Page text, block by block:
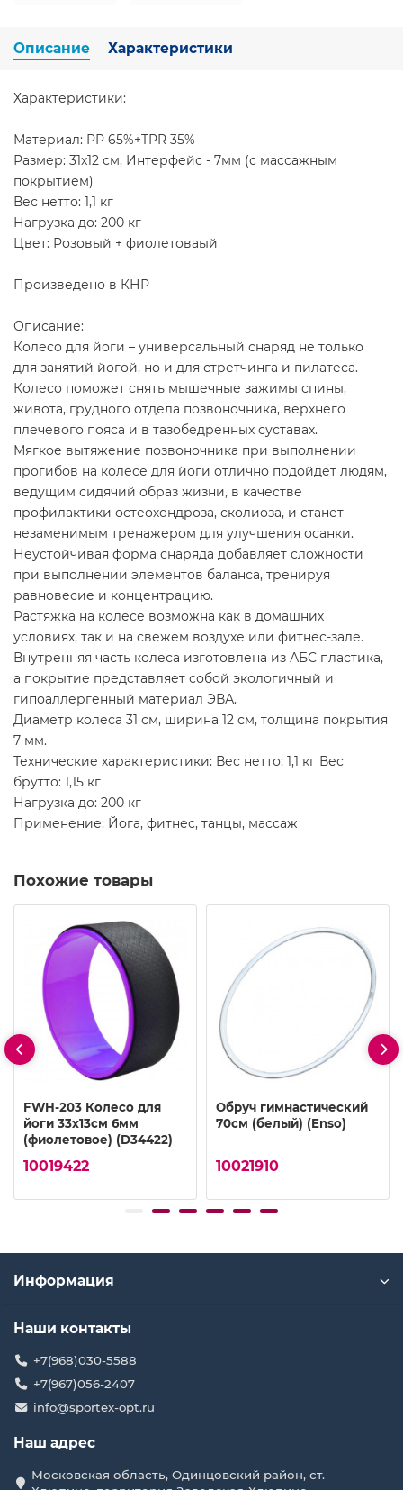
Описание Характеристики
Характеристики:
Материал: PP 65%+TPR 35%
Размер: 31x12 см, Интерфейс - 7мм (с массажным
покрытием)
Вес нетто: 1,1 кг
Нагрузка до: 200 кг
Цвет: Розовый + фиолетоваый
Произведено в КНР
Описание:
Колесо для йоги – универсальный снаряд не только
для занятий йогой, но и для стретчинга и пилатеса.
Колесо поможет снять мышечные зажимы спины,
живота, грудного отдела позвоночника, верхнего
плечевого пояса и в тазобедренных суставах.
Мягкое вытяжение позвоночника при выполнении
прогибов на колесе для йоги отлично подойдет людям,
ведущим сидячий образ жизни, в качестве
профилактики остеохондроза, сколиоза, и станет
незаменимым тренажером для улучшения осанки.
Неустойчивая форма снаряда добавляет сложности
при выполнении элементов баланса, тренируя
равновесие и концентрацию.
Растяжка на колесе возможна как в домашних
условиях, так и на свежем воздухе или фитнес-зале.
Внутренняя часть колеса изготовлена из АБС пластика,
а покрытие представляет собой экологичный и
гипоаллергенный материал ЭВА.
Диаметр колеса 31 см, ширина 12 см, толщина покрытия
7 мм.
Технические характеристики: Вес нетто: 1,1 кг Вес
брутто: 1,15 кг
Нагрузка до: 200 кг
Применение: Йога, фитнес, танцы, массаж
Похожие товары
FWH-203 Колесо для
йоги 33х13см 6мм
(фиолетовое) (D34422)
10019422
Обруч гимнастический
70см (белый) (Enso)
10021910
Информация
Наши контакты
+7(968)030-5588
+7(967)056-2407
info@sportex-opt.ru
Наш адрес
Московская область, Одинцовский район, ст.